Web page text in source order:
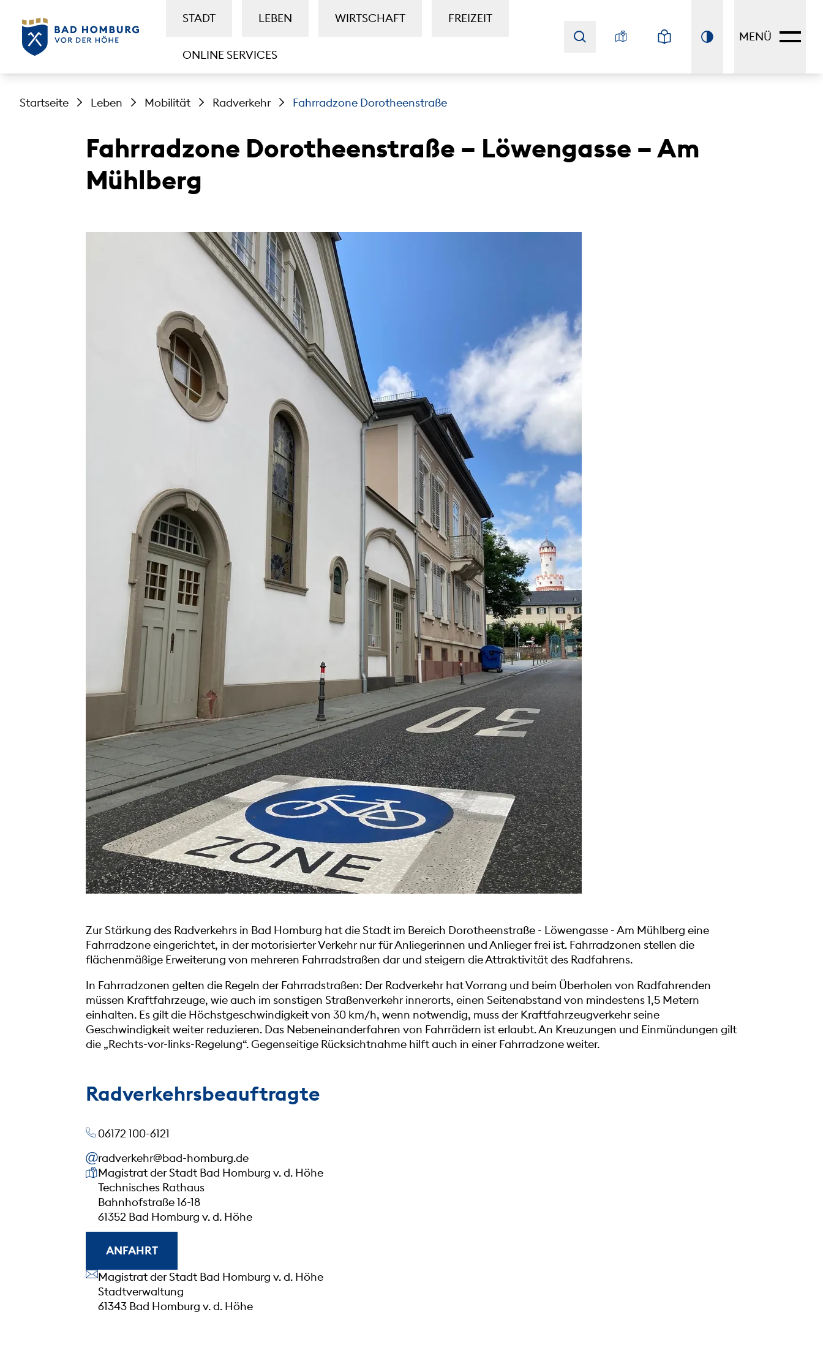
STADT LEBEN WIRTSCHAFT FREIZEIT
ONLINE SERVICES
MENÜ
Startseite Leben Mobilität Radverkehr Fahrradzone Dorotheenstraße
Fahrradzone Dorotheenstraße – Löwengasse – Am
Mühlberg
Zur Stärkung des Radverkehrs in Bad Homburg hat die Stadt im Bereich Dorotheenstraße - Löwengasse - Am Mühlberg eine
Fahrradzone eingerichtet, in der motorisierter Verkehr nur für Anliegerinnen und Anlieger frei ist. Fahrradzonen stellen die
flächenmäßige Erweiterung von mehreren Fahrradstraßen dar und steigern die Attraktivität des Radfahrens.
In Fahrradzonen gelten die Regeln der Fahrradstraßen: Der Radverkehr hat Vorrang und beim Überholen von Radfahrenden
müssen Kraftfahrzeuge, wie auch im sonstigen Straßenverkehr innerorts, einen Seitenabstand von mindestens 1,5 Metern
einhalten. Es gilt die Höchstgeschwindigkeit von 30 km/h, wenn notwendig, muss der Kraftfahrzeugverkehr seine
Geschwindigkeit weiter reduzieren. Das Nebeneinanderfahren von Fahrrädern ist erlaubt. An Kreuzungen und Einmündungen gilt
die „Rechts-vor-links-Regelung“. Gegenseitige Rücksichtnahme hilft auch in einer Fahrradzone weiter.
Radverkehrsbeauftragte
06172 100-6121
radverkehr@bad-homburg.de
Unsere Anschrift
Magistrat der Stadt Bad Homburg v. d. Höhe
Technisches Rathaus
Bahnhofstraße 16-18
61352 Bad Homburg v. d. Höhe
ANFAHRT
Unsere Anschrift
Magistrat der Stadt Bad Homburg v. d. Höhe
Stadtverwaltung
61343 Bad Homburg v. d. Höhe